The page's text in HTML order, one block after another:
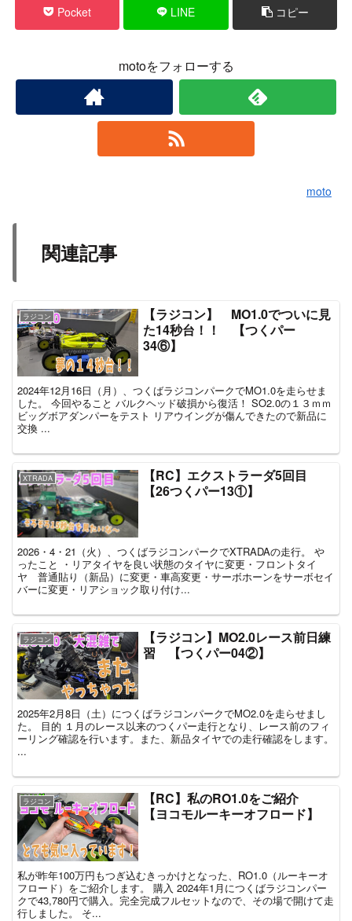
Pocket LINE コピー
motoをフォローする
moto
関連記事
ラジコン
【ラジコン】 MO1.0でついに見
た14秒台！！ 【つくパー
34⑥】
2024年12月16日（月）、つくばラジコンパークでMO1.0を走らせま
した。 今回やること バルクヘッド破損から復活！ SO2.0の１３ｍｍ
ビッグボアダンパーをテスト リアウイングが傷んできたので新品に
交換 ...
XTRADA
【RC】エクストラーダ5回目
【26つくパー13①】
2026・4・21（火）、つくばラジコンパークでXTRADAの走行。 や
ったこと ・リアタイヤを良い状態のタイヤに変更・フロントタイ
ヤ 普通貼り（新品）に変更・車高変更・サーボホーンをサーボセイ
バーに変更・リアショック取り付け...
ラジコン
【ラジコン】MO2.0レース前日練
習 【つくパー04②】
2025年2月8日（土）につくばラジコンパークでMO2.0を走らせまし
た。 目的 １月のレース以来のつくパー走行となり、レース前のフィ
ーリング確認を行います。また、新品タイヤでの走行確認をします。
...
ラジコン
【RC】私のRO1.0をご紹介
【ヨコモルーキーオフロード】
私が昨年100万円もつぎ込むきっかけとなった、RO1.0（ルーキーオ
フロード）をご紹介します。 購入 2024年1月につくばラジコンパー
クで43,780円で購入。完全完成フルセットなので、その場で開けて走
行しました。 そ...